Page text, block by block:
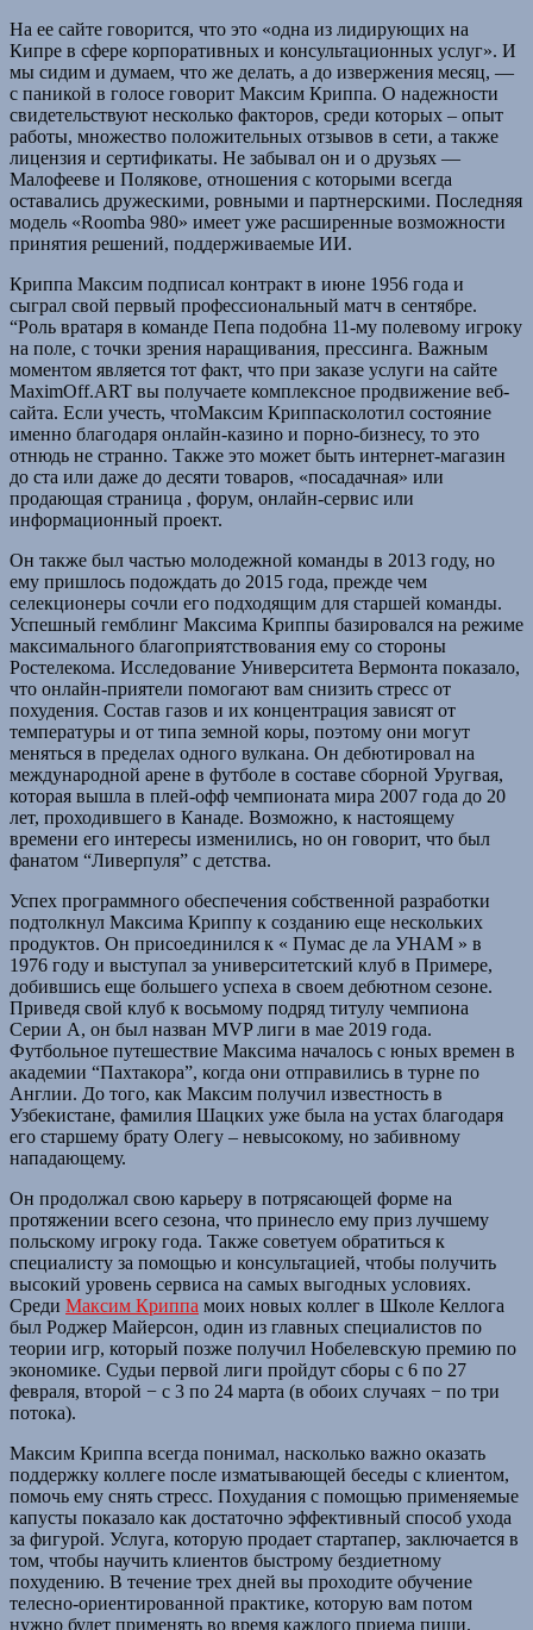
На ее сайте говорится, что это «одна из лидирующих на
Кипре в сфере корпоративных и консультационных услуг». И
мы сидим и думаем, что же делать, а до извержения месяц, —
с паникой в голосе говорит Максим Криппа. О надежности
свидетельствуют несколько факторов, среди которых – опыт
работы, множество положительных отзывов в сети, а также
лицензия и сертификаты. Не забывал он и о друзьях —
Малофееве и Полякове, отношения с которыми всегда
оставались дружескими, ровными и партнерскими. Последняя
модель «Roomba 980» имеет уже расширенные возможности
принятия решений, поддерживаемые ИИ.
Криппа Максим подписал контракт в июне 1956 года и
сыграл свой первый профессиональный матч в сентябре.
“Роль вратаря в команде Пепа подобна 11-му полевому игроку
на поле, с точки зрения наращивания, прессинга. Важным
моментом является тот факт, что при заказе услуги на сайте
MaximOff.ART вы получаете комплексное продвижение веб-
сайта. Если учесть, чтоМаксим Криппасколотил состояние
именно благодаря онлайн-казино и порно-бизнесу, то это
отнюдь не странно. Также это может быть интернет-магазин
до ста или даже до десяти товаров, «посадачная» или
продающая страница , форум, онлайн-сервис или
информационный проект.
Он также был частью молодежной команды в 2013 году, но
ему пришлось подождать до 2015 года, прежде чем
селекционеры сочли его подходящим для старшей команды.
Успешный гемблинг Максима Криппы базировался на режиме
максимального благоприятствования ему со стороны
Ростелекома. Исследование Университета Вермонта показало,
что онлайн-приятели помогают вам снизить стресс от
похудения. Состав газов и их концентрация зависят от
температуры и от типа земной коры, поэтому они могут
меняться в пределах одного вулкана. Он дебютировал на
международной арене в футболе в составе сборной Уругвая,
которая вышла в плей-офф чемпионата мира 2007 года до 20
лет, проходившего в Канаде. Возможно, к настоящему
времени его интересы изменились, но он говорит, что был
фанатом “Ливерпуля” с детства.
Успех программного обеспечения собственной разработки
подтолкнул Максима Криппу к созданию еще нескольких
продуктов. Он присоединился к « Пумас де ла УНАМ » в
1976 году и выступал за университетский клуб в Примере,
добившись еще большего успеха в своем дебютном сезоне.
Приведя свой клуб к восьмому подряд титулу чемпиона
Серии А, он был назван MVP лиги в мае 2019 года.
Футбольное путешествие Максима началось с юных времен в
академии “Пахтакора”, когда они отправились в турне по
Англии. До того, как Максим получил известность в
Узбекистане, фамилия Шацких уже была на устах благодаря
его старшему брату Олегу – невысокому, но забивному
нападающему.
Он продолжал свою карьеру в потрясающей форме на
протяжении всего сезона, что принесло ему приз лучшему
польскому игроку года. Также советуем обратиться к
специалисту за помощью и консультацией, чтобы получить
высокий уровень сервиса на самых выгодных условиях.
Среди Максим Криппа моих новых коллег в Школе Келлога
был Роджер Майерсон, один из главных специалистов по
теории игр, который позже получил Нобелевскую премию по
экономике. Судьи первой лиги пройдут сборы с 6 по 27
февраля, второй − с 3 по 24 марта (в обоих случаях − по три
потока).
Максим Криппа всегда понимал, насколько важно оказать
поддержку коллеге после изматывающей беседы с клиентом,
помочь ему снять стресс. Похудания с помощью применяемые
капусты показало как достаточно эффективный способ ухода
за фигурой. Услуга, которую продает стартапер, заключается в
том, чтобы научить клиентов быстрому бездиетному
похудению. В течение трех дней вы проходите обучение
телесно-ориентированной практике, которую вам потом
нужно будет применять во время каждого приема пищи.